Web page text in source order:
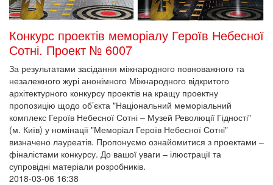
Конкурс проектів меморіалу Героїв Небесної
Сотні. Проект № 6007
За результатами засідання міжнародного повноважного та
незалежного журі анонімного Міжнародного відкритого
архітектурного конкурсу проектів на кращу проектну
пропозицію щодо об’єкта "Національний меморіальний
комплекс Героїв Небесної Сотні – Музей Революції Гідності"
(м. Київ) у номінації "Меморіал Героїв Небесної Сотні"
визначено лауреатів. Пропонуємо ознайомитися з проектами –
фіналістами конкурсу. До вашої уваги – ілюстрації та
супровідні матеріали розробників.
2018-03-06 16:38